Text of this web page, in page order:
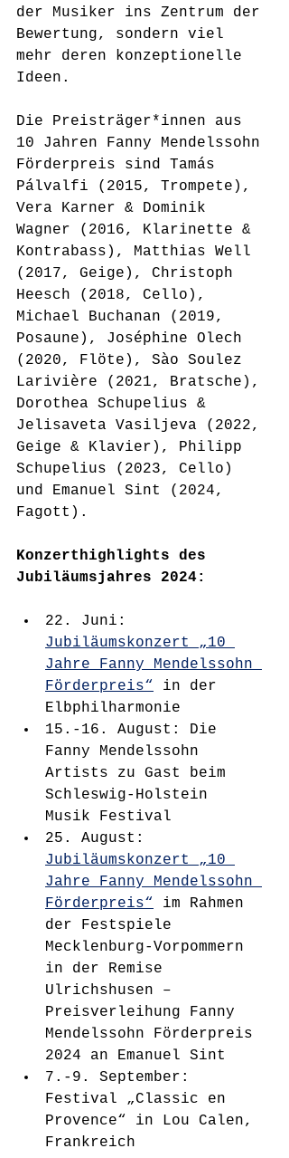
der Musiker ins Zentrum der
Bewertung, sondern viel
mehr deren konzeptionelle
Ideen.
Die Preisträger*innen aus
10 Jahren Fanny Mendelssohn
Förderpreis sind Tamás
Pálvalfi (2015, Trompete),
Vera Karner & Dominik
Wagner (2016, Klarinette &
Kontrabass), Matthias Well
(2017, Geige), Christoph
Heesch (2018, Cello),
Michael Buchanan (2019,
Posaune), Joséphine Olech
(2020, Flöte), Sào Soulez
Larivière (2021, Bratsche),
Dorothea Schupelius &
Jelisaveta Vasiljeva (2022,
Geige & Klavier), Philipp
Schupelius (2023, Cello)
und Emanuel Sint (2024,
Fagott).
Konzerthighlights des
Jubiläumsjahres 2024:
22. Juni:
Jubiläumskonzert „10
Jahre Fanny Mendelssohn
Förderpreis“
in der
Elbphilharmonie
15.-16. August: Die
Fanny Mendelssohn
Artists zu Gast beim
Schleswig-Holstein
Musik Festival
25. August:
Jubiläumskonzert „10
Jahre Fanny Mendelssohn
Förderpreis“
im Rahmen
der Festspiele
Mecklenburg-Vorpommern
in der Remise
Ulrichshusen –
Preisverleihung Fanny
Mendelssohn Förderpreis
2024 an Emanuel Sint
7.-9. September:
Festival „Classic en
Provence“ in Lou Calen,
Frankreich